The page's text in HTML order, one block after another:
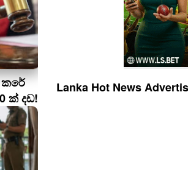
ක් දඩ!
Lanka Hot News